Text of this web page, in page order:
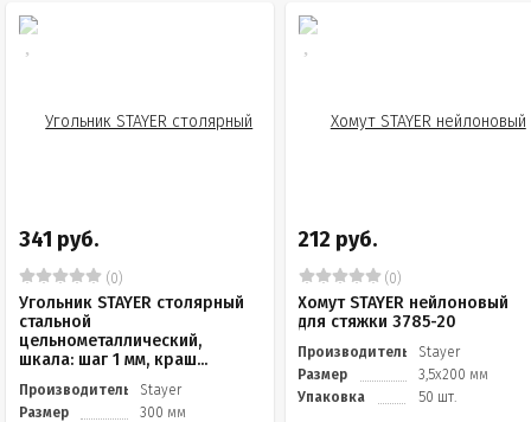
341 руб.
(0)
Угольник STAYER столярный
стальной
цельнометаллический,
шкала: шаг 1 мм, краш...
Производитель
Stayer
Размер
300 мм
212 руб.
(0)
Хомут STAYER нейлоновый
для стяжки 3785-20
Производитель
Stayer
Размер
3,5х200 мм
Упаковка
50 шт.